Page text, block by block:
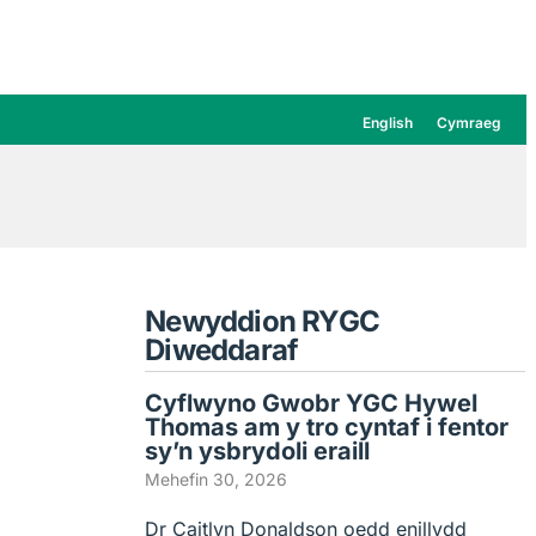
English Cymraeg
Newyddion RYGC
Diweddaraf
Cyflwyno Gwobr YGC Hywel
Thomas am y tro cyntaf i fentor
sy’n ysbrydoli eraill
Mehefin 30, 2026
Dr Caitlyn Donaldson oedd enillydd